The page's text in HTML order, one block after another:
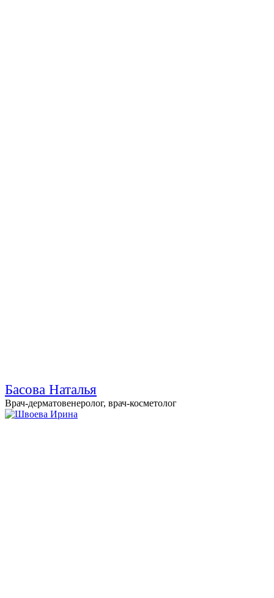
Басова Наталья
Врач-дерматовенеролог, врач-косметолог